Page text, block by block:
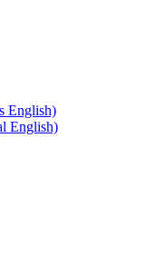
English)
English)